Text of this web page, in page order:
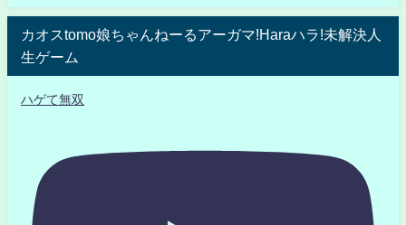
カオスtomo娘ちゃんねーるアーガマ!Haraハラ!未解決人
生ゲーム
ハゲて無双